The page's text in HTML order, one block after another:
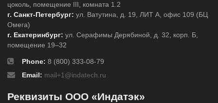
цоколь, помещение III, комната 1.2
г. Санкт-Петербург: ул. Ватутина, д. 19, ЛИТ А, офис 109 (БЦ
Омега)
г. Екатеринбург: ул. Серафимы Дерябиной, д. 32, корп. Б,
помещение 19–32
Phone: 8 (800) 333-08-79
Email: mail+1@indatech.ru
Реквизиты ООО «Индатэк»